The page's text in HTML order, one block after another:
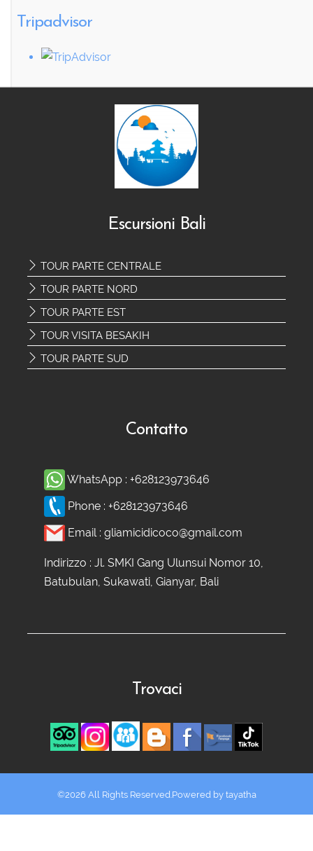
Tripadvisor
Escursioni Bali
TOUR PARTE CENTRALE
TOUR PARTE NORD
TOUR PARTE EST
TOUR VISITA BESAKIH
TOUR PARTE SUD
Contatto
WhatsApp : +628123973646
Phone : +628123973646
Email : gliamicidicoco@gmail.com
Indirizzo : Jl. SMKI Gang Ulunsui Nomor 10,
Batubulan, Sukawati, Gianyar, Bali
Trovaci
©2026 All Rights Reserved.Powered by tayatha